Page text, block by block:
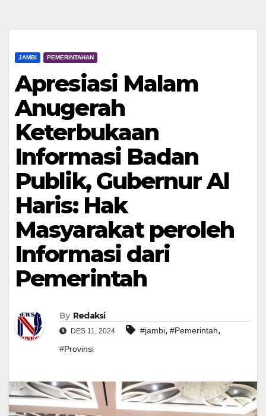
JAMBI PEMERINTAHAN
Apresiasi Malam
Anugerah
Keterbukaan
Informasi Badan
Publik, Gubernur Al
Haris: Hak
Masyarakat peroleh
Informasi dari
Pemerintah
By Redaksi
DES 11, 2024 #jambi, #Pemerintah,
#Provinsi